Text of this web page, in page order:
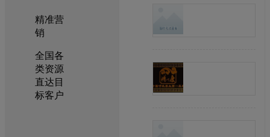
精准营
销
全国各
类资源
直达目
标客户